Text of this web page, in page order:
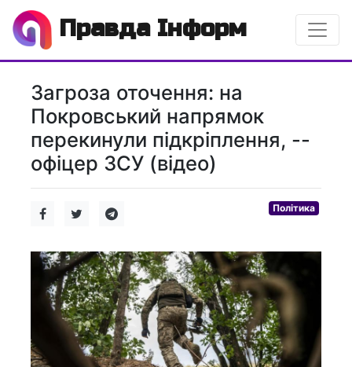
Правда Інформ
Загроза оточення: на
Покровський напрямок
перекинули підкріплення, --
офіцер ЗСУ (відео)
Політика